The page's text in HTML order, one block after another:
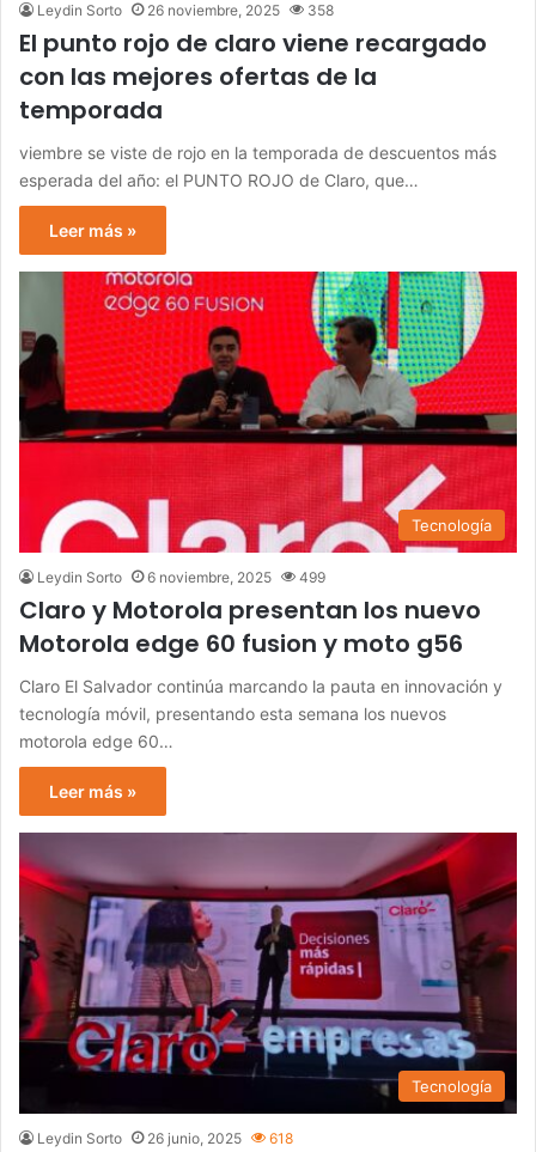
Leydin Sorto 26 noviembre, 2025 358
El punto rojo de claro viene recargado
con las mejores ofertas de la
temporada
viembre se viste de rojo en la temporada de descuentos más
esperada del año: el PUNTO ROJO de Claro, que…
Leer más »
Tecnología
Leydin Sorto 6 noviembre, 2025 499
Claro y Motorola presentan los nuevo
Motorola edge 60 fusion y moto g56
Claro El Salvador continúa marcando la pauta en innovación y
tecnología móvil, presentando esta semana los nuevos
motorola edge 60…
Leer más »
Tecnología
Leydin Sorto 26 junio, 2025 618